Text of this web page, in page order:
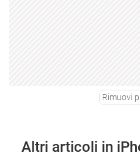
Rimuovi
Altri articoli in